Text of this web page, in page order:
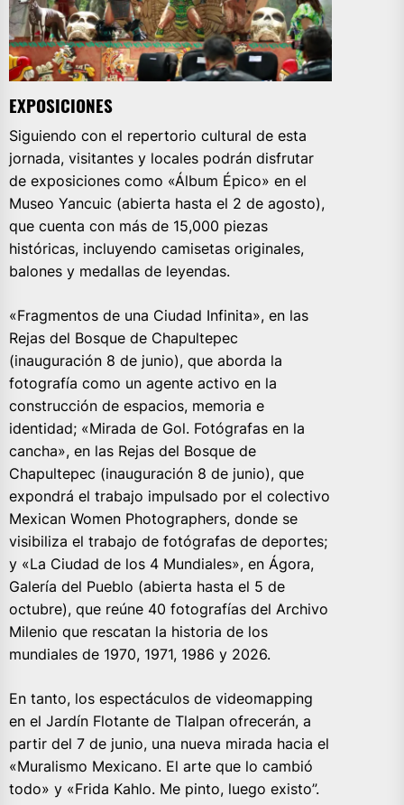
EXPOSICIONES
Siguiendo con el repertorio cultural de esta
jornada, visitantes y locales podrán disfrutar
de exposiciones como «Álbum Épico» en el
Museo Yancuic (abierta hasta el 2 de agosto),
que cuenta con más de 15,000 piezas
históricas, incluyendo camisetas originales,
balones y medallas de leyendas.
«Fragmentos de una Ciudad Infinita», en las
Rejas del Bosque de Chapultepec
(inauguración 8 de junio), que aborda la
fotografía como un agente activo en la
construcción de espacios, memoria e
identidad; «Mirada de Gol. Fotógrafas en la
cancha», en las Rejas del Bosque de
Chapultepec (inauguración 8 de junio), que
expondrá el trabajo impulsado por el colectivo
Mexican Women Photographers, donde se
visibiliza el trabajo de fotógrafas de deportes;
y «La Ciudad de los 4 Mundiales», en Ágora,
Galería del Pueblo (abierta hasta el 5 de
octubre), que reúne 40 fotografías del Archivo
Milenio que rescatan la historia de los
mundiales de 1970, 1971, 1986 y 2026.
En tanto, los espectáculos de videomapping
en el Jardín Flotante de Tlalpan ofrecerán, a
partir del 7 de junio, una nueva mirada hacia el
«Muralismo Mexicano. El arte que lo cambió
todo» y «Frida Kahlo. Me pinto, luego existo”.